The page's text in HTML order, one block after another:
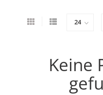
Keine